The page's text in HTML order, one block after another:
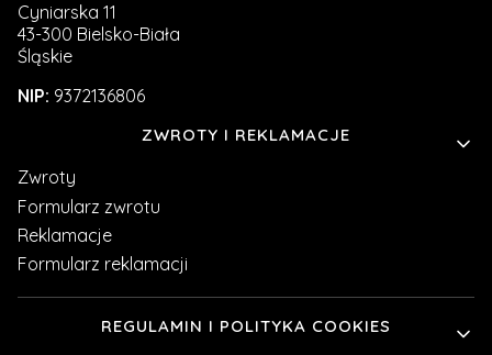
Cyniarska 11
43-300 Bielsko-Biała
Śląskie
NIP: 9372136806
Linki w stopceZWROTY I REKLAMACJE
Zwroty
Formularz zwrotu
Reklamacje
Formularz reklamacji
REGULAMIN I POLITYKA COOKIES